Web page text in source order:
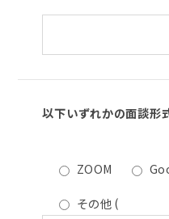
以下いずれかの面談形
ZOOM
その他(